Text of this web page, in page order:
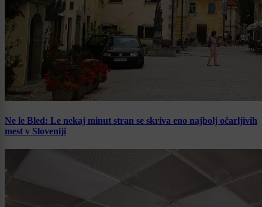
Ne le Bled: Le nekaj minut stran se skriva eno najbolj očarljivih
mest v Sloveniji